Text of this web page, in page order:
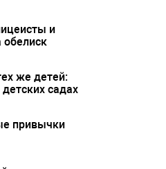
и
обелиск
же детей:
садах
привычки